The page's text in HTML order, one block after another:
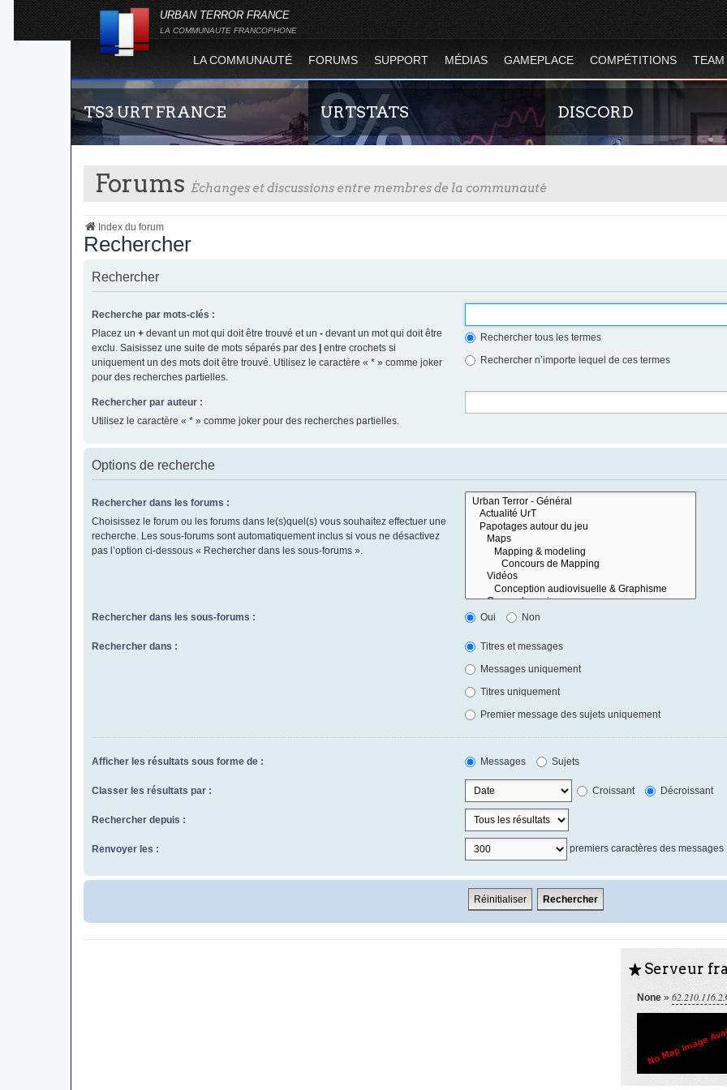
URBAN TERROR FRANCE
LA COMMUNAUTE FRANCOPHONE
LA COMMUNAUTÉ FORUMS SUPPORT MÉDIAS GAMEPLACE COMPÉTITIONS TEAM
TS3 URT FRANCE
Envie de parler avec les autres membres de la
communauté ? Alors venez vous connecter,
vous vous sentirez moins seul !
URTSTATS
totalité des serveurs d'Urban Terror. Suivez
l'évolution du nombre de joueurs sur Urban
DISCORD
France !
Forums Échanges et discussions entre membres de la communauté
Index du forum
Rechercher
Rechercher
Recherche par mots-clés :
Placez un + devant un mot qui doit être trouvé et un - devant un mot qui doit être
exclu. Saisissez une suite de mots séparés par des
entre crochets si
uniquement un des mots doit être trouvé. Utilisez le caractère « * » comme joker
pour des recherches partielles.
Rechercher tous les termes
Rechercher n’importe lequel de ces termes
Rechercher par auteur :
Utilisez le caractère « * » comme joker pour des recherches partielles.
Options de recherche
Rechercher dans les forums :
Choisissez le forum ou les forums dans le(s)quel(s) vous souhaitez effectuer une
recherche. Les sous-forums sont automatiquement inclus si vous ne désactivez
pas l’option ci-dessous « Rechercher dans les sous-forums ».
Rechercher dans les sous-forums : Oui Non
Rechercher dans :
Titres et messages
Messages uniquement
Titres uniquement
Premier message des sujets uniquement
Afficher les résultats sous forme de : Messages Sujets
Classer les résultats par : Croissant Décroissant
Rechercher depuis :
Renvoyer les : premiers caractères des messages
S Serveur
None »